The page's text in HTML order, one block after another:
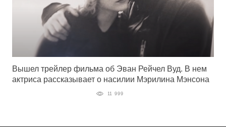
Вышел трейлер фильма об Эван Рейчел Вуд. В нем
актриса рассказывает о насилии Мэрилина Мэнсона
11 999